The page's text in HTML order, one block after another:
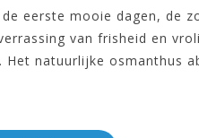
eerste mooie dagen, de
van frisheid en
natuurlijke osmanthus